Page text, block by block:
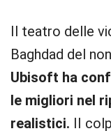
Il teatro delle
Baghdad del
Ubisoft ha
le migliori nel
realistici. II